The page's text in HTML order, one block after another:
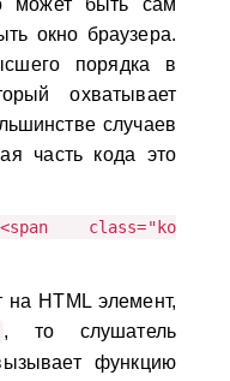
может быть сам
окно браузера.
порядка в
охватывает
случаев
часть кода это
<span class="ko
на HTML элемент,
, то слушатель
функцию